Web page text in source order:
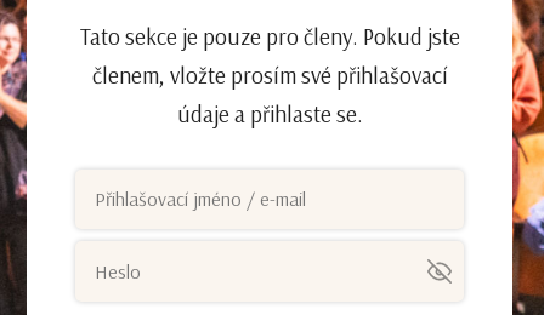
Tato sekce je pouze pro členy. Pokud jste
členem, vložte prosím své přihlašovací
údaje a přihlaste se.